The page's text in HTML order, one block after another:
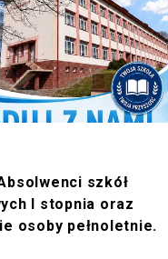
szkół
I stopnia oraz
osoby pełnoletnie.